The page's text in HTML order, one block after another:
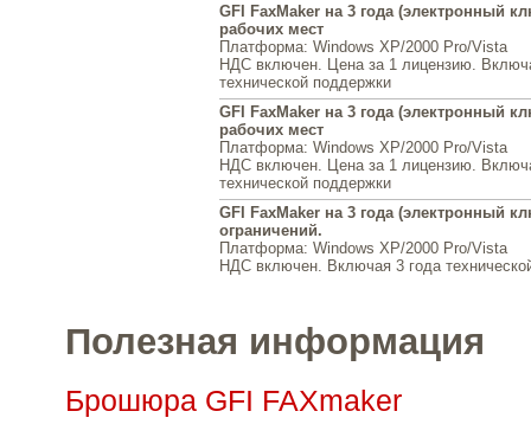
GFI FaxMaker на 3 года (электронный
рабочих мест
Платформа: Windows XP/2000 Pro/Vista
НДС включен. Цена за 1 лицензию.
технической поддержки
GFI FaxMaker на 3 года (электронный
рабочих мест
Платформа: Windows XP/2000 Pro/Vista
НДС включен. Цена за 1 лицензию.
технической поддержки
GFI FaxMaker на 3 года (электронный
ограничений.
Платформа: Windows XP/2000 Pro/Vista
НДС включен. Включая 3 года
Полезная информация
Брошюра GFI FAXmaker